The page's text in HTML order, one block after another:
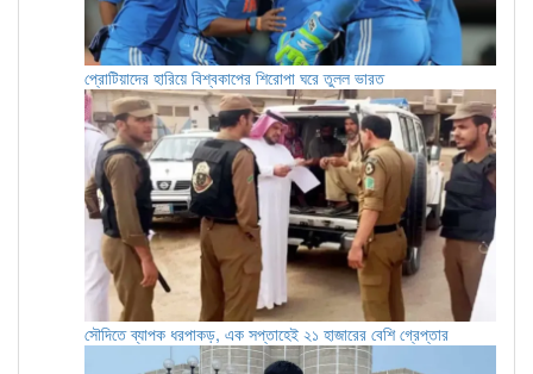
প্রোটিয়াদের হারিয়ে বিশ্বকাপের শিরোপা ঘরে তুলল ভারত
সৌদিতে ব্যাপক ধরপাকড়, এক সপ্তাহেই ২১ হাজারের বেশি গ্রেপ্তার